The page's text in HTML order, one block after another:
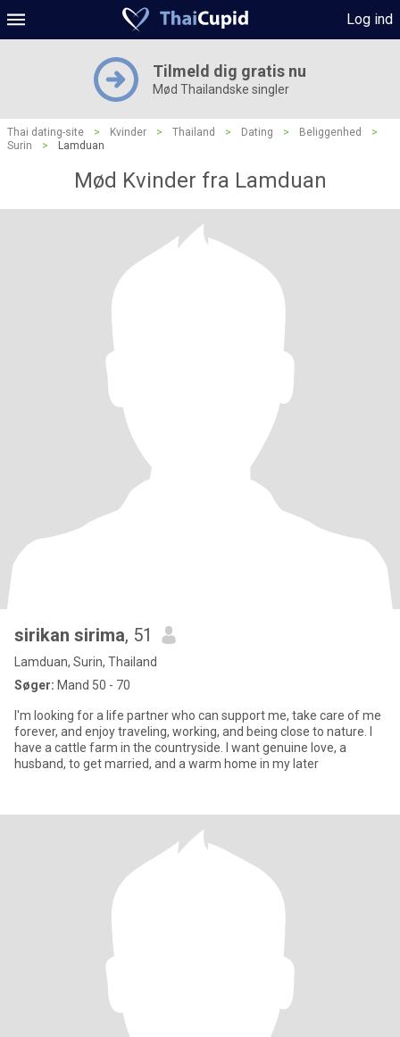
Log ind
Tilmeld dig gratis nu
Mød Thailandske singler
Thai dating-site > Kvinder > Thailand > Dating > Beliggenhed
>
Surin
> Lamduan
Mød Kvinder fra Lamduan
sirikan sirima, 51
Lamduan, Surin, Thailand
Søger: Mand 50 - 70
I'm looking for a life partner who can support me, take care of me
forever, and enjoy traveling, working, and being close to nature. I
have a cattle farm in the countryside. I want genuine love, a
husband, to get married, and a warm home in my later